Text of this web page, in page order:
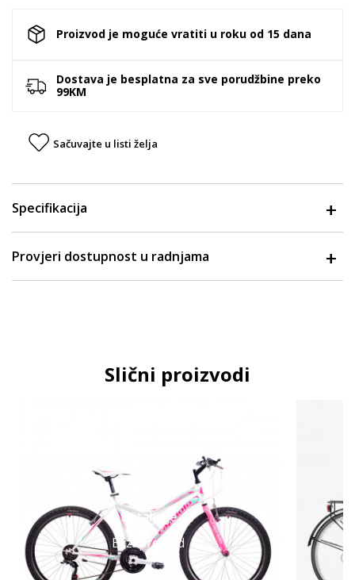
Proizvod je moguće vratiti u roku od 15 dana
Dostava je besplatna za sve porudžbine preko
99KM
Sačuvajte u listi želja
Specifikacija
Provjeri dostupnost u radnjama
Slični proizvodi
Detaljnije
Brzi pregled